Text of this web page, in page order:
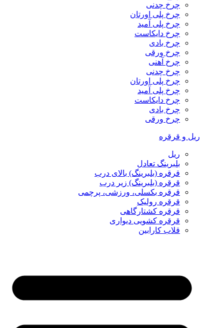
چرخ چدنی
چرخ پلی اورتان
چرخ پلی آمید
چرخ دایکاست
چرخ بادی
چرخ ورقی
چرخ آهنی
چرخ چدنی
چرخ پلی اورتان
چرخ پلی آمید
چرخ دایکاست
چرخ بادی
چرخ ورقی
ریل و قرقره
ریل
بلبرینگ تعادل
قرقره (بلبرینگ) بالای درب
قرقره (بلبرینگ) زیر درب
قرقره بکسلی، ورزشی، پرچمی
قرقره رولیک
قرقره کشتارگاهی
قرقره کشویی دیواری
قلاب کارابین